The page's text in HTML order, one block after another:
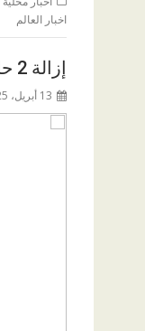
اخبار العالم
إزالة 2 حالة تعدي بمساحة 240 متر مباني بالشرقية
13 أبريل، 2025